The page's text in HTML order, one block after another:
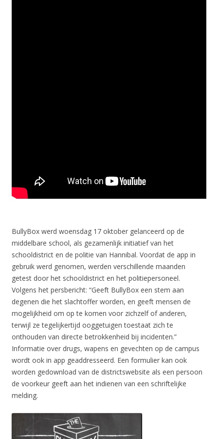
BullyBox werd woensdag 17 oktober gelanceerd op de
middelbare school, als gezamenlijk initiatief van het
schooldistrict en de politie van Hannibal. Voordat de app in
gebruik werd genomen, werden verschillende maanden
getest door het schooldistrict en het politiepersoneel.
Volgens het persbericht: “Geeft BullyBox een stem aan
degenen die het slachtoffer worden, en geeft mensen de
mogelijkheid om op te komen voor zichzelf of anderen,
terwijl ze tegelijkertijd ooggetuigen toestaat zich te
onthouden van directe betrokkenheid bij incidenten.”
Informatie over drugs, wapens en gevechten op de campus
wordt ook in app geaddresseerd. Een formulier kan ook
worden gedownload van de districtswebsite als een persoon
de voorkeur geeft aan het indienen van een schriftelijke
melding.